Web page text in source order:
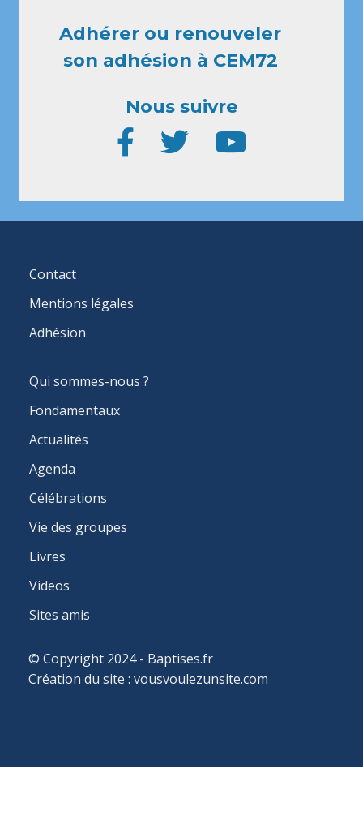
Adhérer ou renouveler
son adhésion à CEM72
Nous suivre
MENU
Contact
Mentions légales
Adhésion
NAVIGATION
Qui sommes-nous ?
Fondamentaux
Actualités
Agenda
Célébrations
Vie des groupes
Livres
Videos
Sites amis
© Copyright 2024 - Baptises.fr
Création du site :vousvoulezunsite.com